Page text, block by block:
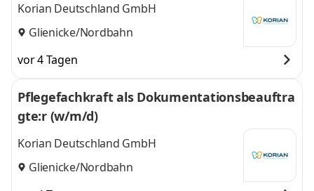
Korian Deutschland GmbH
Glienicke/Nordbahn
vor 4 Tagen
Pflegefachkraft als Dokumentationsbeauftra
gte:r (w/m/d)
Korian Deutschland GmbH
Glienicke/Nordbahn